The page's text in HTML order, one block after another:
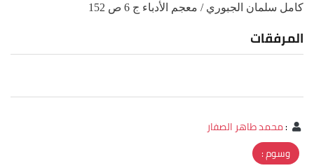
كامل سلمان الجبوري / معجم الأدباء ج 6 ص 152
المرفقات
:محمد طاهر الصفار
وسوم :